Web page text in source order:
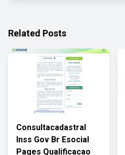
Related Posts
Consultacadastral
Inss Gov Br Esocial
Pages Qualificacao